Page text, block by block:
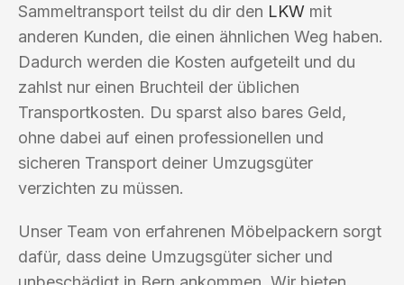
Sammeltransport teilst du dir den LKW mit
anderen Kunden, die einen ähnlichen Weg haben.
Dadurch werden die Kosten aufgeteilt und du
zahlst nur einen Bruchteil der üblichen
Transportkosten. Du sparst also bares Geld,
ohne dabei auf einen professionellen und
sicheren Transport deiner Umzugsgüter
verzichten zu müssen.
Unser Team von erfahrenen Möbelpackern sorgt
dafür, dass deine Umzugsgüter sicher und